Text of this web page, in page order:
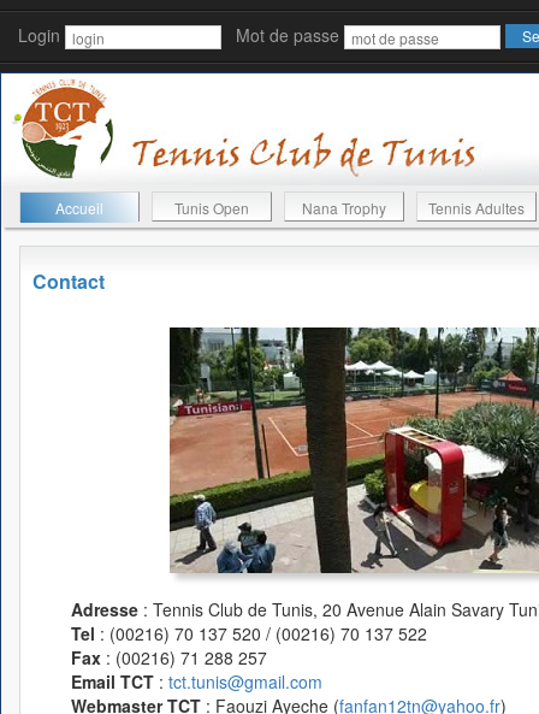
Login Mot de passe
Accueil Tunis Open Nana Trophy Tennis Adultes
Contact
Adresse : Tennis Club de Tunis, 20 Avenue Alain Savary
Tel : (00216) 70 137 520 / (00216) 70 137 522
Fax : (00216) 71 288 257
Email TCT : tct.tunis@gmail.com
Webmaster TCT : Faouzi Ayeche (fanfan12tn@yahoo.fr)